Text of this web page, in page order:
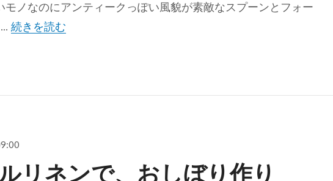
モノなのにアンティークっぽい風貌が素敵なスプーンとフォー
続きを読む
リネンで、おしぼり作り